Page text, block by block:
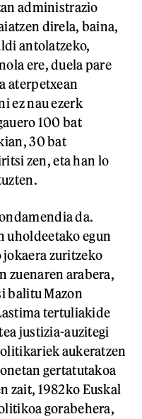
administrazio
direla, baina,
antolatzeko,
ere, duela pare
aterpetxean
ez nau ezerk
100 bat
30 bat
zen, eta han lo
da.
uholdeetako egun
zuritzeko
zuenaren arabera,
balitu Mazon
tertuliakide
justizia-auzitegi
aukeratzen
gertatutakoa
zait, 1982ko Euskal
gorabehera,